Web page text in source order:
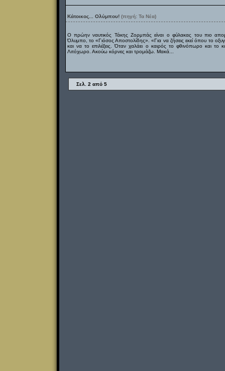
Κάτοικος... Ολύμπου! (πηγή: Τα Νέα)
O πρώην ναυτικός Τάκης Ζορμπάς είναι ο φύλακας του πιο
Όλυμπο, το «Γιόσος Αποστολίδης». «Για να ζήσεις εκεί όπου το
και να το επιλέξεις. Όταν χαλάει ο καιρός το φθινόπωρο και το
Λιτόχωρο. Ακούω κόρνες και τρομάζω. Μακά...
Σελ. 2 από 5